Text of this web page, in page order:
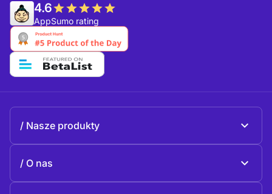
4.6
AppSumo rating
Nasze produkty
O nas